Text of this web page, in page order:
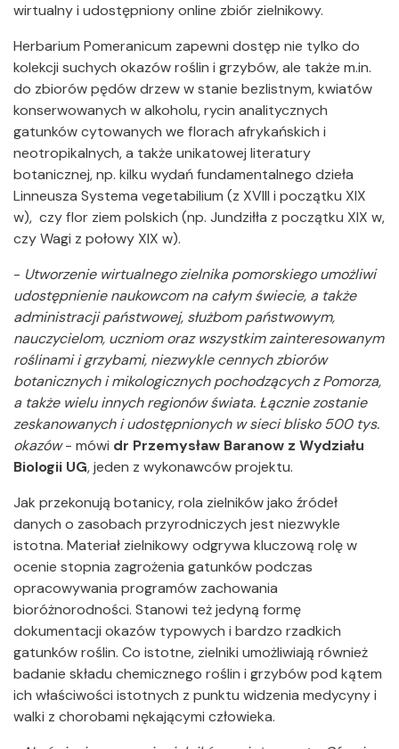
wirtualny i udostępniony online zbiór zielnikowy.
Herbarium Pomeranicum zapewni dostęp nie tylko do
kolekcji suchych okazów roślin i grzybów, ale także m.in.
do zbiorów pędów drzew w stanie bezlistnym, kwiatów
konserwowanych w alkoholu, rycin analitycznych
gatunków cytowanych we florach afrykańskich i
neotropikalnych, a także unikatowej literatury
botanicznej, np. kilku wydań fundamentalnego dzieła
Linneusza Systema vegetabilium (z XVIII i początku XIX
w), czy flor ziem polskich (np. Jundziłła z początku XIX w,
czy Wagi z połowy XIX w).
- Utworzenie wirtualnego zielnika pomorskiego umożliwi
udostępnienie naukowcom na całym świecie, a także
administracji państwowej, służbom państwowym,
nauczycielom, uczniom oraz wszystkim zainteresowanym
roślinami i grzybami, niezwykle cennych zbiorów
botanicznych i mikologicznych pochodzących z Pomorza,
a także wielu innych regionów świata. Łącznie zostanie
zeskanowanych i udostępnionych w sieci blisko 500 tys.
okazów- mówi dr Przemysław Baranow z Wydziału
Biologii UG, jeden z wykonawców projektu.
Jak przekonują botanicy, rola zielników jako źródeł
danych o zasobach przyrodniczych jest niezwykle
istotna. Materiał zielnikowy odgrywa kluczową rolę w
ocenie stopnia zagrożenia gatunków podczas
opracowywania programów zachowania
bioróżnorodności. Stanowi też jedyną formę
dokumentacji okazów typowych i bardzo rzadkich
gatunków roślin. Co istotne, zielniki umożliwiają również
badanie składu chemicznego roślin i grzybów pod kątem
ich właściwości istotnych z punktu widzenia medycyny i
walki z chorobami nękającymi człowieka.